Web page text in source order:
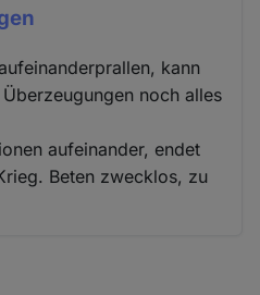
kann
noch alles
aufeinander, endet
Beten zwecklos, zu